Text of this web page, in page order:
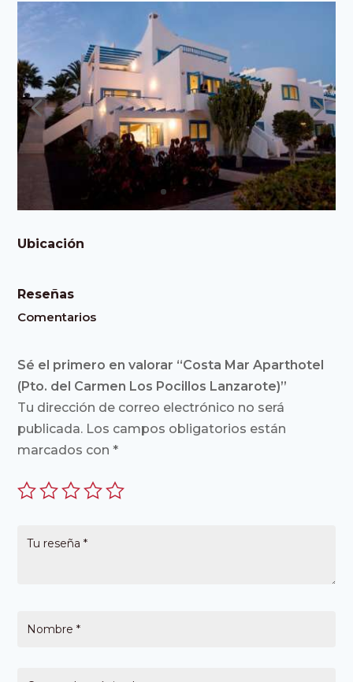
Ubicación
Reseñas
Comentarios
Sé el primero en valorar “Costa Mar Aparthotel
(Pto. del Carmen Los Pocillos Lanzarote)”
Tu dirección de correo electrónico no será
publicada. Los campos obligatorios están
marcados con*